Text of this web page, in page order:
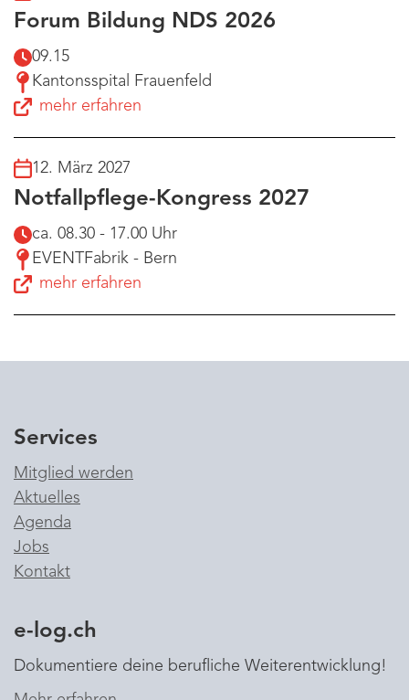
Forum Bildung NDS 2026
09.15
Kantonsspital Frauenfeld
mehr erfahren
12. März 2027
Notfallpflege-Kongress 2027
ca. 08.30 - 17.00 Uhr
EVENTFabrik - Bern
mehr erfahren
Services
Mitglied werden
Aktuelles
Agenda
Jobs
Kontakt
e-log.ch
Dokumentiere deine berufliche Weiterentwicklung!